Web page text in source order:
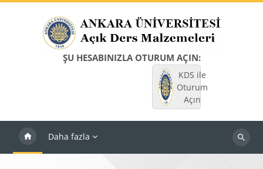
ŞU HESABINIZLA OTURUM AÇIN:
KDS ile
Oturum
Açın
Daha fazla
Dersleri